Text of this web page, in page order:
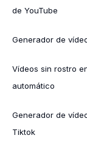
de YouTube
Generador de
Vídeos sin rostro
automático
Generador de
Tiktok